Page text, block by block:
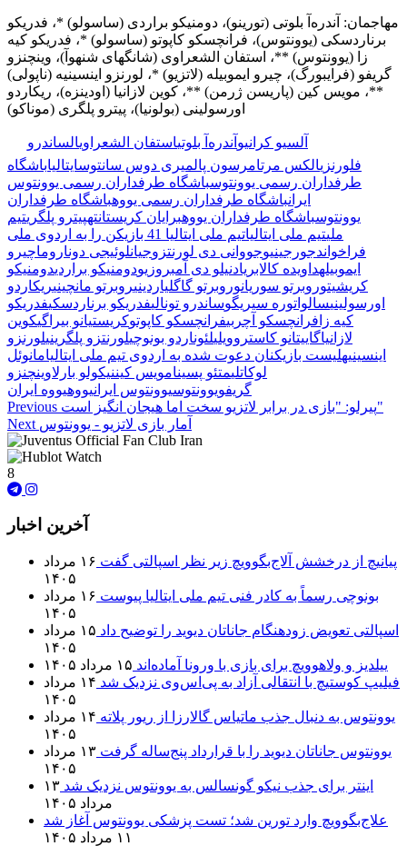
مهاجمان: آندره‌آ بلوتی (تورینو)، دومنیکو براردی (ساسولو) *، فدریکو
برناردسکی (یوونتوس)، فرانچسکو کاپوتو (ساسولو) *، فدریکو کیه
زا (یوونتوس) **، استفان الشعراوی (شانگهای شنهوآ)، وینچنزو
گریفو (فرایبورگ)، چیرو ایموبیله (لاتزیو) *، لورنزو اینسینیه (ناپولی)
**، مویس کین (پاریسن ژرمن) **، کوین لازانیا (اودینزه)، ریکاردو
اورسولینی (بولونیا)، پیترو پلگری (موناکو)
آلسیو کرانیو آندره‌آ بلوتیاستفان الشعراویالساندرو
فلورنزیالکس مرتامرسون پالمیری دوس سانتوسایتالیاباشگاه
طرفداران رسمی یوونتوسباشگاه طرفداران رسمی یوونتوس
ایرانباشگاه طرفداران رسمی یووهباشگاه طرفداران
یوونتوسباشگاه طرفداران یووهبرایان کریستانتهپیترو پلگریتیم
ملیتیم ملی ایتالیا
تیم ملی ایتالیا 41 بازیکن را به اردوی ملی
فراخواندجورجینیوجووانی دی لورنتزوجیانلوئیجی دوناروماچیرو
ایموبیلهداویده کالابریادنیلو دی آمبروزیودومنیکو براردیدومنیکو
کریشیتوروبرتو سوریانوروبرتو گاگلیاردینیروبرتو مانچینیریکاردو
اورسولینیسالواتوره سیریگوساندرو تونالیفدریکو برناردسکیفدریکو
کیه زا فرانچسکو آچربیفرانچسکو کاپوتوکریستیانو بیراگیکوین
لازانیاگاییتانو کاستروویلیلئوناردو بونوچیلورنتزو پلگرینیلورنزو
اینسینیهلیست بازیکنان دعوت شده به اردوی تیم ملی ایتالیامانوئل
لوکاتلیمتئو پسینامویس کیننیکولو بارلاوینچنزو
گریفویوونتوسیوونتوس ایرانیووهیووه ایران
Previous
پیرلو: "بازی در برابر لاتزیو سخت اما هیجان انگیز است"
Next آمار بازی لاتزیو - یوونتوس
8
آخرین اخبار
پیانیچ از درخشش آلاج‌بگوویچ زیر نظر اسپالتی گفت
۱۶ مرداد
۱۴۰۵
بونوچی رسماً به کادر فنی تیم ملی ایتالیا پیوست
۱۶ مرداد
۱۴۰۵
اسپالتی تعویض زودهنگام جاناتان دیوید را توضیح داد
۱۵ مرداد
۱۴۰۵
ییلدیز و ولاهوویچ برای بازی با ورونا آماده‌اند ۱۵ مرداد ۱۴۰۵
فیلیپ کوستیچ با انتقالی آزاد به پی‌اس‌وی نزدیک شد
۱۴ مرداد
۱۴۰۵
یوونتوس به دنبال جذب ماتیاس گالارزا از ریور پلاته
۱۴ مرداد
۱۴۰۵
یوونتوس جاناتان دیوید را با قرارداد پنج‌ساله گرفت
۱۳ مرداد
۱۴۰۵
اینتر برای جذب نیکو گونسالس به یوونتوس نزدیک شد ۱۳
مرداد ۱۴۰۵
علاج‌بگوویچ وارد تورین شد؛ تست پزشکی یوونتوس آغاز شد
۱۱ مرداد ۱۴۰۵